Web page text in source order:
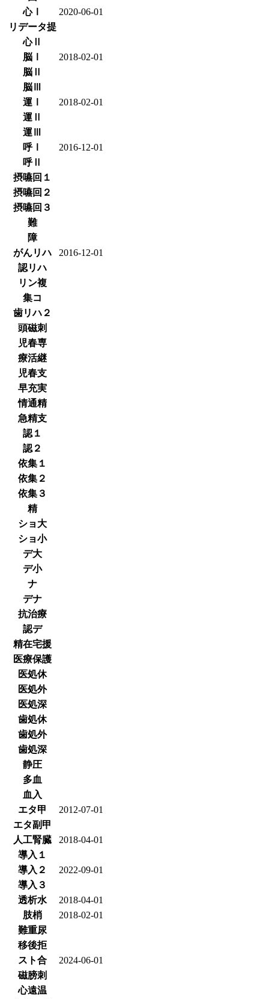
心Ⅰ
2020-06-01
リデータ提
心Ⅱ
脳Ⅰ
2018-02-01
脳Ⅱ
脳Ⅲ
運Ⅰ
2018-02-01
運Ⅱ
運Ⅲ
呼Ⅰ
2016-12-01
呼Ⅱ
摂嚥回１
摂嚥回２
摂嚥回３
難
障
がんリハ
2016-12-01
認リハ
リン複
集コ
歯リハ２
頭磁刺
児春専
療活継
児春支
早充実
情通精
急精支
認１
認２
依集１
依集２
依集３
精
ショ大
ショ小
デ大
デ小
ナ
デナ
抗治療
認デ
精在宅援
医療保護
医処休
医処外
医処深
歯処休
歯処外
歯処深
静圧
多血
血入
エタ甲
2012-07-01
エタ副甲
人工腎臓
2018-04-01
導入１
導入２
2022-09-01
導入３
透析水
2018-04-01
肢梢
2018-02-01
難重尿
移後拒
スト合
2024-06-01
磁膀刺
心遠温